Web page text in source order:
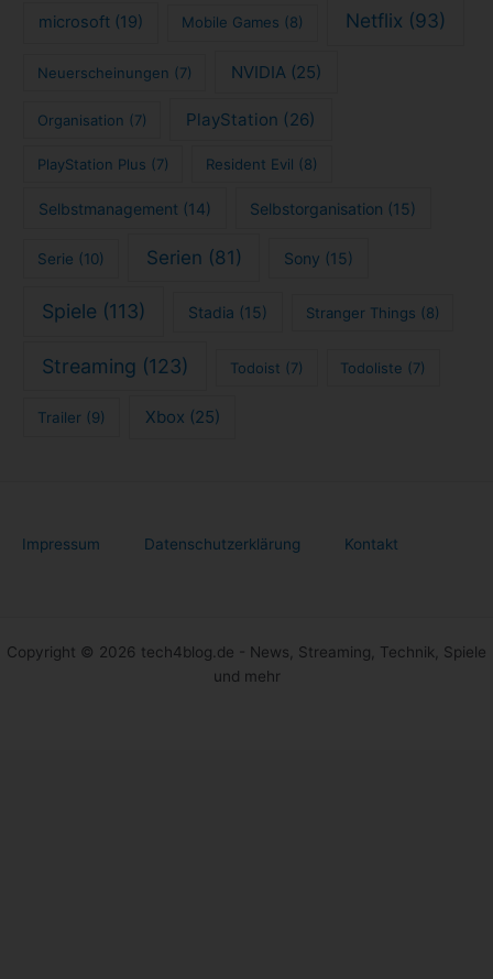
microsoft (19) Mobile Games (8) Netflix (93)
Neuerscheinungen (7) NVIDIA (25)
Organisation (7) PlayStation (26)
PlayStation Plus (7) Resident Evil (8)
Selbstmanagement (14) Selbstorganisation (15)
Serie (10) Serien (81) Sony (15)
Spiele (113) Stadia (15) Stranger Things (8)
Streaming (123) Todoist (7) Todoliste (7)
Trailer (9) Xbox (25)
Impressum Datenschutzerklärung Kontakt
Copyright © 2026 tech4blog.de - News, Streaming, Technik, Spiele
und mehr